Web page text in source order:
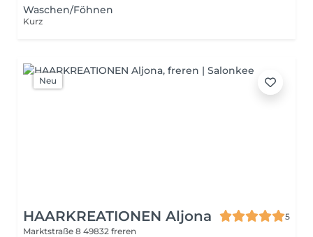
Waschen/Föhnen
Kurz
Neu
HAARKREATIONEN Aljona
5
Marktstraße 8 49832 freren